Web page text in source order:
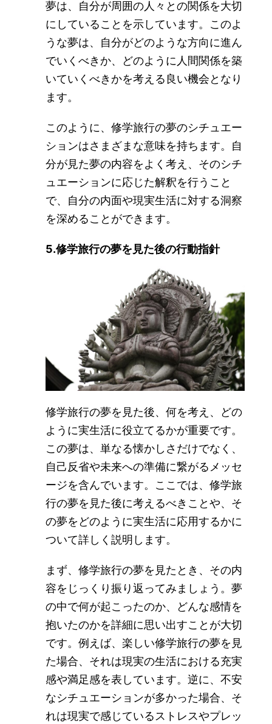
夢は、自分が周囲の人々との関係を大切
にしていることを示しています。このよ
うな夢は、自分がどのような方向に進ん
でいくべきか、どのように人間関係を築
いていくべきかを考える良い機会となり
ます。
このように、修学旅行の夢のシチュエー
ションはさまざまな意味を持ちます。自
分が見た夢の内容をよく考え、そのシチ
ュエーションに応じた解釈を行うこと
で、自分の内面や現実生活に対する洞察
を深めることができます。
5.修学旅行の夢を見た後の行動指針
修学旅行の夢を見た後、何を考え、どの
ように実生活に役立てるかが重要です。
この夢は、単なる懐かしさだけでなく、
自己反省や未来への準備に繋がるメッセ
ージを含んでいます。ここでは、修学旅
行の夢を見た後に考えるべきことや、そ
の夢をどのように実生活に応用するかに
ついて詳しく説明します。
まず、修学旅行の夢を見たとき、その内
容をじっくり振り返ってみましょう。夢
の中で何が起こったのか、どんな感情を
抱いたのかを詳細に思い出すことが大切
です。例えば、楽しい修学旅行の夢を見
た場合、それは現実の生活における充実
感や満足感を表しています。逆に、不安
なシチュエーションが多かった場合、そ
れは現実で感じているストレスやプレッ